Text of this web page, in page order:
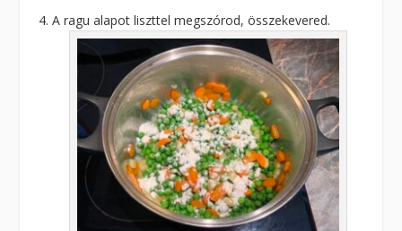
A ragu alapot liszttel megszórod, összekevered.